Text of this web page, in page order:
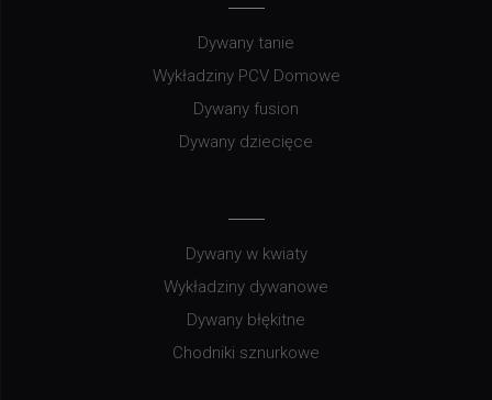
Dywany tanie
Wykładziny PCV Domowe
Dywany fusion
Dywany dziecięce
Dywany w kwiaty
Wykładziny dywanowe
Dywany błękitne
Chodniki sznurkowe